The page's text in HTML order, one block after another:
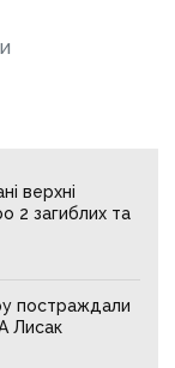
верхні
2 загиблих та
постраждали
Лисак